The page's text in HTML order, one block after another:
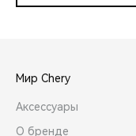
Мир Chery
Аксессуары
О бренде